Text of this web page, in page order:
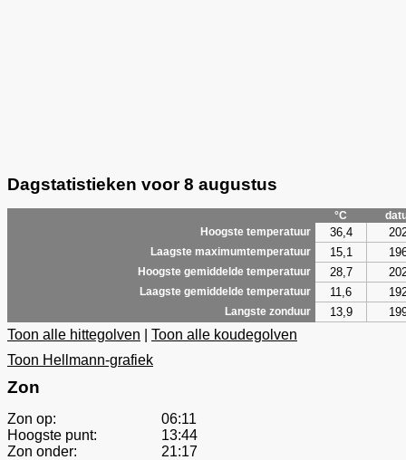
Dagstatistieken voor 8 augustus
°C
Hoogste temperatuur
36,4
Laagste maximumtemperatuur 15,1
Hoogste gemiddelde temperatuur 28,7
Laagste gemiddelde temperatuur 11,6
Langste zonduur 13,9
Toon alle hittegolven
Toon alle koudegolven
Toon Hellmann-grafiek
Zon
Zon op:
06:11
Hoogste punt:
13:44
Zon onder:
21:17